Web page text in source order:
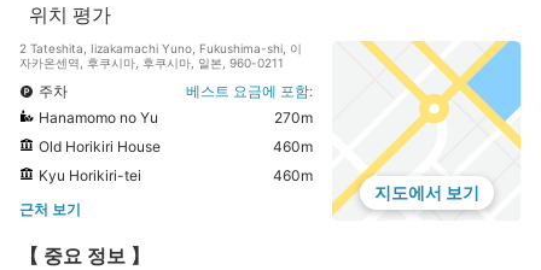
위치 평가
2 Tateshita, Iizakamachi Yuno, Fukushima-shi, 이
자카온센역, 후쿠시마, 후쿠시마, 일본, 960-0211
주차
베스트 요금에 포함:
Hanamomo no Yu
270m
Old Horikiri House
460m
Kyu Horikiri-tei
460m
근처 보기
지도에서 보기
【 중요 정보 】